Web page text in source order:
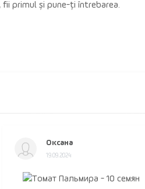
primul și pune-ți întrebarea.
Оксана
19.09.2024